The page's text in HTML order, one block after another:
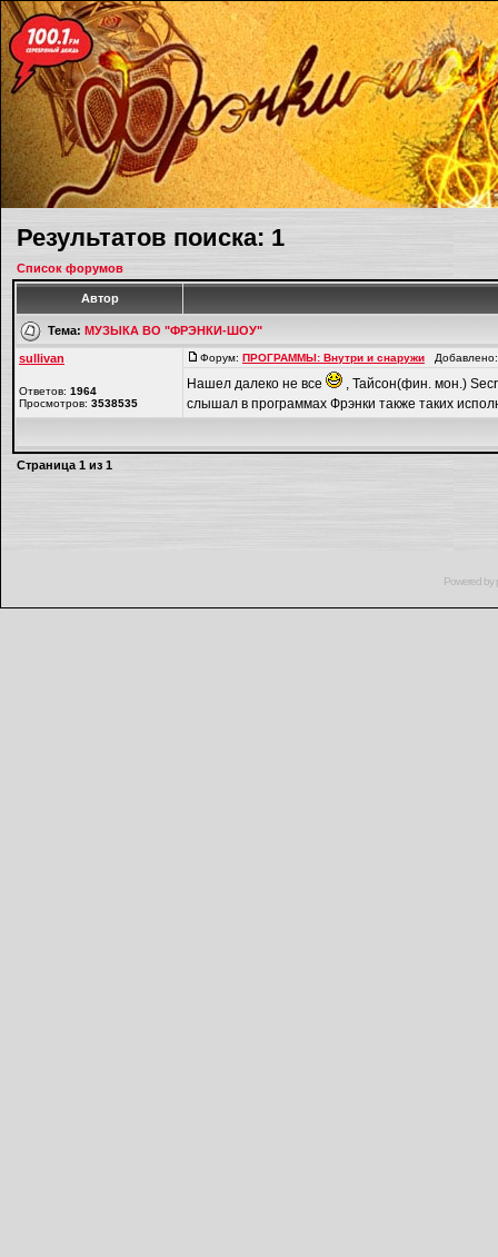
Результатов поиска: 1
Список форумов
Автор
Тема: МУЗЫКА ВО "ФРЭНКИ-ШОУ"
sullivan
Ответов: 1964
Просмотров: 3538535
Форум: ПРОГРАММЫ: Внутри и снаружи
Нашел далеко не все
, Тайсон(фин. мон.)
слышал в программах Фрэнки также таких
Страница 1 из 1
Powered by